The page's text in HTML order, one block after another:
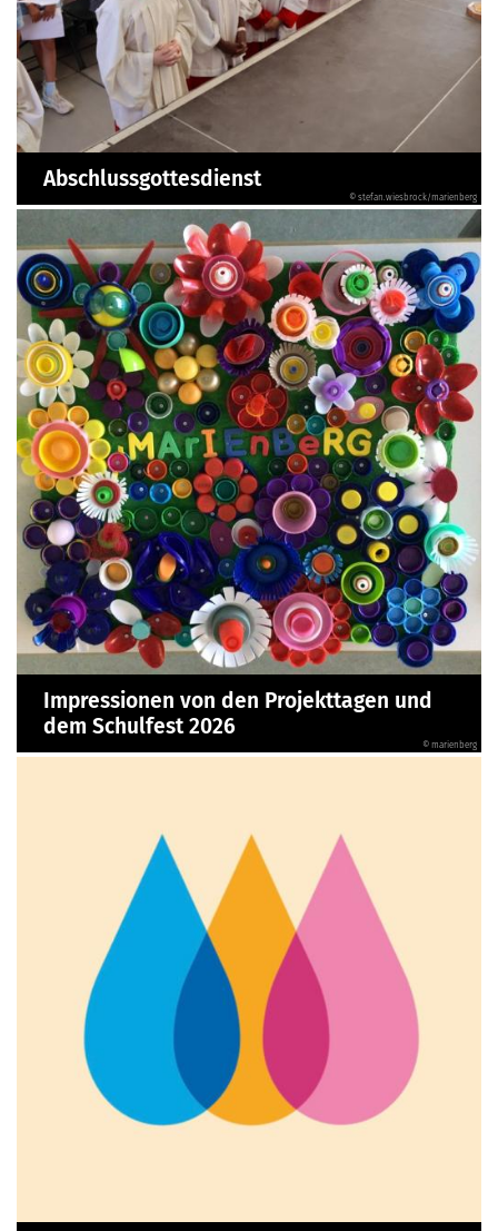
Abschlussgottesdienst
© stefan.wiesbrock/marienberg
Impressionen von den Projekttagen und
dem Schulfest 2026
© marienberg